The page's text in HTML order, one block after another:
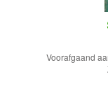
Voorafgaand